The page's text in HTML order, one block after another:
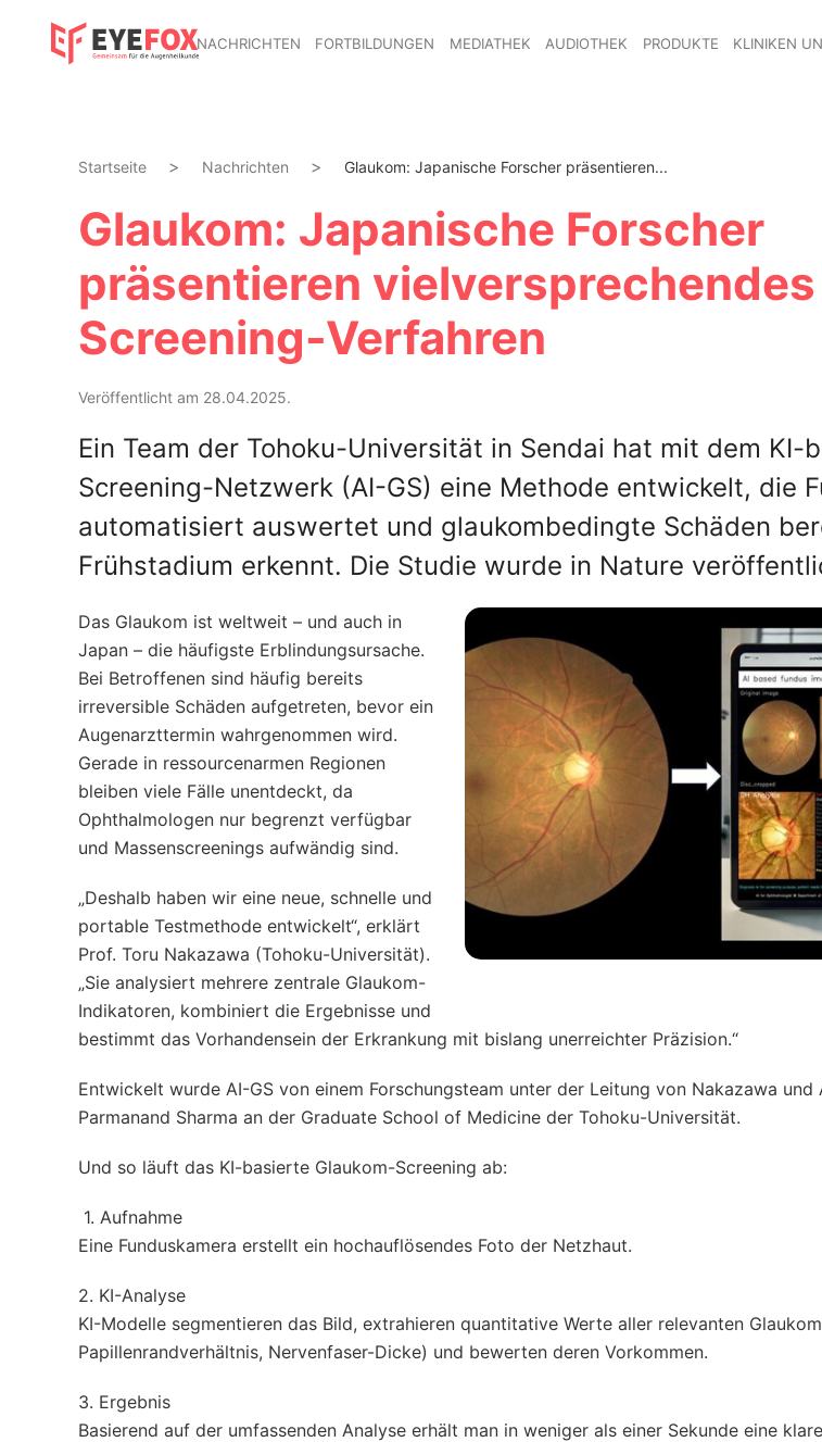
NACHRICHTEN FORTBILDUNGEN MEDIATHEK AUDIOTHEK PRODUKTE KLINIKEN
Startseite Nachrichten Glaukom: Japanische Forscher präsentieren...
Glaukom: Japanische Forscher
präsentieren
Screening-Verfahren
Veröffentlicht am 28.04.2025.
Ein Team der Tohoku-Universität in Sendai hat mit dem KI-
Screening-Netzwerk (AI-GS) eine Methode entwickelt, die
automatisiert auswertet und glaukombedingte Schäden
Frühstadium erkennt. Die Studie wurde in Nature
Das Glaukom ist weltweit – und auch in
Japan – die häufigste Erblindungsursache.
Bei Betroffenen sind häufig bereits
irreversible Schäden aufgetreten, bevor ein
Augenarzttermin wahrgenommen wird.
Gerade in ressourcenarmen Regionen
bleiben viele Fälle unentdeckt, da
Ophthalmologen nur begrenzt verfügbar
und Massenscreenings aufwändig sind.
„Deshalb haben wir eine neue, schnelle und
portable Testmethode entwickelt“, erklärt
Prof. Toru Nakazawa (Tohoku-Universität).
„Sie analysiert mehrere zentrale Glaukom-
Indikatoren, kombiniert die Ergebnisse und
bestimmt das Vorhandensein der Erkrankung mit bislang unerreichter Präzision.“
Entwickelt wurde AI-GS von einem Forschungsteam unter der Leitung von Nakazawa und
Parmanand Sharma an der Graduate School of Medicine der Tohoku-Universität.
Und so läuft das KI-basierte Glaukom-Screening ab:
1. Aufnahme
Eine Funduskamera erstellt ein hochauflösendes Foto der Netzhaut.
2. KI-Analyse
KI-Modelle segmentieren das Bild, extrahieren quantitative Werte aller relevanten
Papillenrandverhältnis, Nervenfaser-Dicke) und bewerten deren Vorkommen.
3. Ergebnis
Basierend auf der umfassenden Analyse erhält man in weniger als einer Sekunde eine